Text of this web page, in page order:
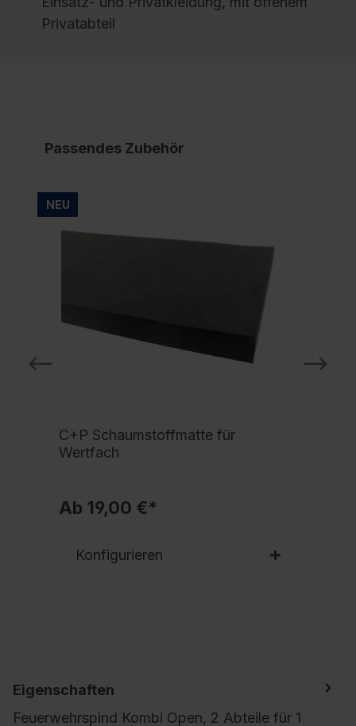
Privatabteil
Passendes Zubehör
NEU
C+P Schaumstoffmatte für
Wertfach
Ab 19,00 €*
Konfigurieren
Eigenschaften
Feuerwehrspind Kombi Open, 2 Abteile für 1